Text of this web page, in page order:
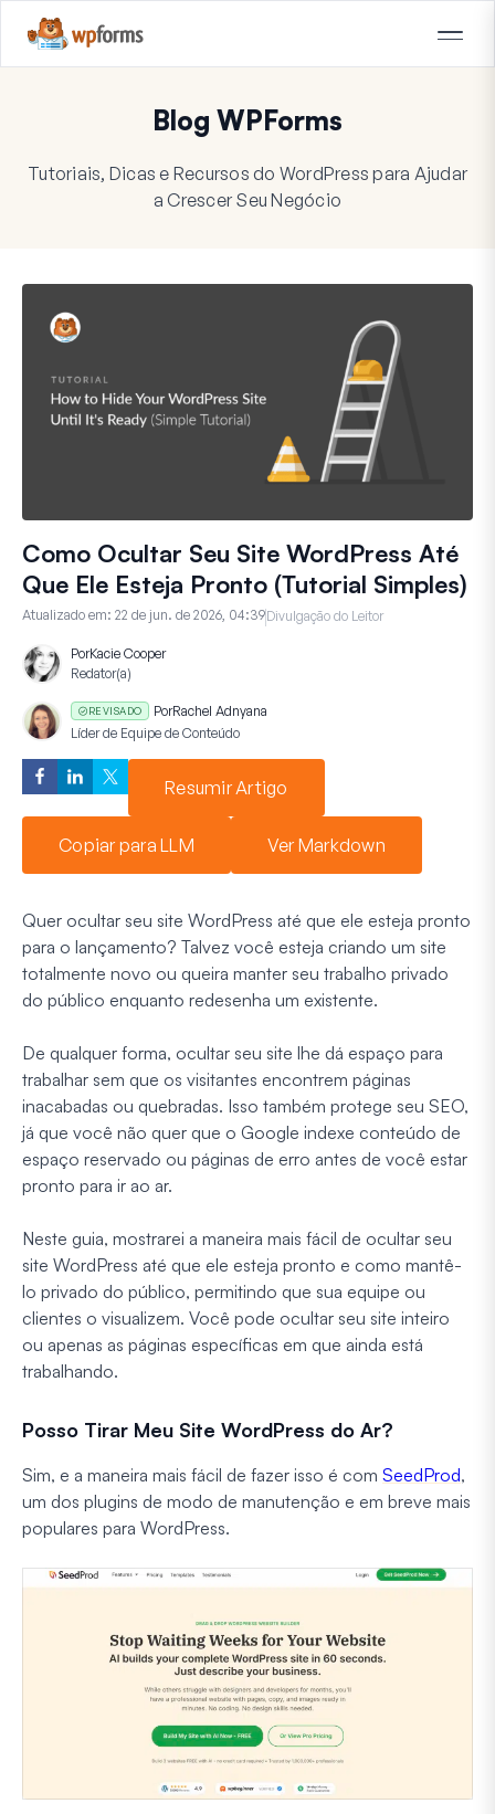
Blog WPForms
Tutoriais, Dicas e Recursos do WordPress para Ajudar
a Crescer Seu Negócio
Como Ocultar Seu Site WordPress Até
Que Ele Esteja Pronto (Tutorial Simples)
Atualizado em: 22 de jun. de 2026, 04:39Divulgação do Leitor
PorKacie Cooper
Redator(a)
REVISADO PorRachel Adnyana
Líder de Equipe de Conteúdo
Resumir Artigo
Copiar para LLM Ver Markdown
Quer ocultar seu site WordPress até que ele esteja pronto
para o lançamento? Talvez você esteja criando um site
totalmente novo ou queira manter seu trabalho privado
do público enquanto redesenha um existente.
De qualquer forma, ocultar seu site lhe dá espaço para
trabalhar sem que os visitantes encontrem páginas
inacabadas ou quebradas. Isso também protege seu SEO,
já que você não quer que o Google indexe conteúdo de
espaço reservado ou páginas de erro antes de você estar
pronto para ir ao ar.
Neste guia, mostrarei a maneira mais fácil de ocultar seu
site WordPress até que ele esteja pronto e como mantê-
lo privado do público, permitindo que sua equipe ou
clientes o visualizem. Você pode ocultar seu site inteiro
ou apenas as páginas específicas em que ainda está
trabalhando.
Posso Tirar Meu Site WordPress do Ar?
Sim, e a maneira mais fácil de fazer isso é com SeedProd,
um dos plugins de modo de manutenção e em breve mais
populares para WordPress.